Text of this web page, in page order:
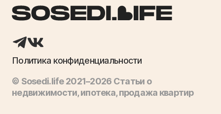
Политика конфиденциальности
© Sosedi.life 2021–2026 Статьи о
недвижимости, ипотека, продажа квартир